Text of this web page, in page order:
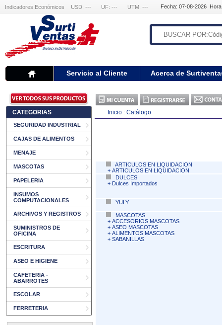
Indicadores Económicos USD: --- UF: --- UTM: --- Fecha: 07-08-2026
Servicio al Cliente Acerca de
CATEGORIAS
SEGURIDAD INDUSTRIAL
CAJAS DE ALIMENTOS
MENAJE
MASCOTAS
PAPELERIA
INSUMOS
COMPUTACIONALES
ARCHIVOS Y REGISTROS
SUMINISTROS DE
OFICINA
ESCRITURA
ASEO E HIGIENE
CAFETERIA -
ABARROTES
ESCOLAR
FERRETERIA
Inicio : Catálogo
ARTICULOS EN LIQUIDACION
+ ARTICULOS EN LIQUIDACION
DULCES
+ Dulces Importados
YULY
MASCOTAS
+ ACCESORIOS MASCOTAS
+ ASEO MASCOTAS
+ ALIMENTOS MASCOTAS
+ SABANILLAS.